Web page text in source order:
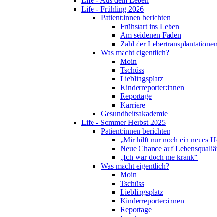
Life - Frühling 2026
Patient:innen berichten
Frühstart ins Leben
Am seidenen Faden
Zahl der
Was macht eigentlich?
Moin
Tschüss
Lieblingsplatz
Kinderreporter:innen
Reportage
Karriere
Gesundheitsakademie
Life - Sommer Herbst 2025
Patient:innen berichten
„Mir hilft nur noch ein neues
Neue Chance auf
„Ich war doch nie krank“
Was macht eigentlich?
Moin
Tschüss
Lieblingsplatz
Kinderreporter:innen
Reportage